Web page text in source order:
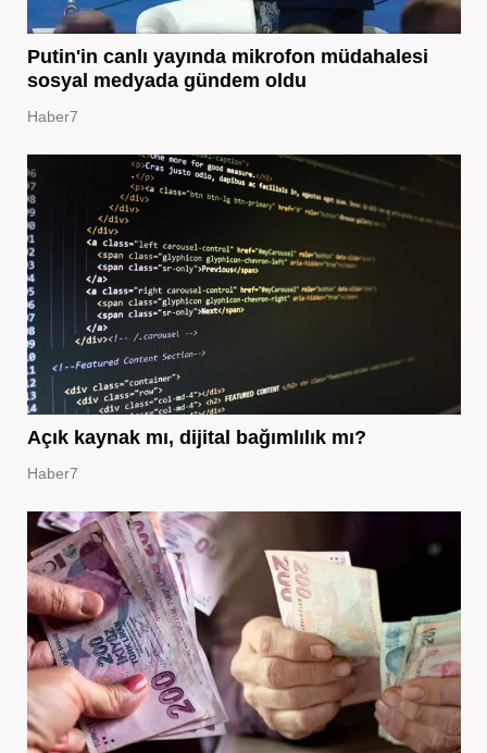
Putin'in canlı yayında mikrofon müdahalesi
sosyal medyada gündem oldu
Haber7
Açık kaynak mı, dijital bağımlılık mı?
Haber7